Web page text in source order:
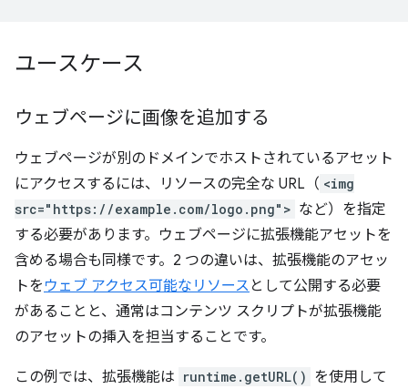
ユースケース
ウェブページに画像を追加する
ウェブページが別のドメインでホストされているアセット
にアクセスするには、リソースの完全な URL（ <img
src="https://example.com/logo.png"> など）を指定
する必要があります。ウェブページに拡張機能アセットを
含める場合も同様です。2 つの違いは、拡張機能のアセッ
トを ウェブ アクセス可能なリソース として公開する必要
があることと、通常はコンテンツ スクリプトが拡張機能
のアセットの挿入を担当することです。
この例では、拡張機能は runtime.getURL() を使用して